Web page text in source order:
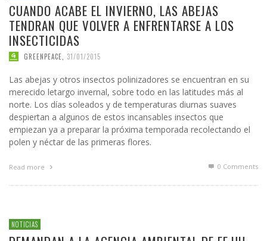
CUANDO ACABE EL INVIERNO, LAS ABEJAS
TENDRAN QUE VOLVER A ENFRENTARSE A LOS
INSECTICIDAS
GREENPEACE 31/01/2015
Las abejas y otros insectos polinizadores se encuentran en su
merecido letargo invernal, sobre todo en las latitudes más al
norte. Los días soleados y de temperaturas diurnas suaves
despiertan a algunos de estos incansables insectos que
empiezan ya a preparar la próxima temporada recolectando el
polen y néctar de las primeras flores.
Read more 0 Comments
NOTICIAS